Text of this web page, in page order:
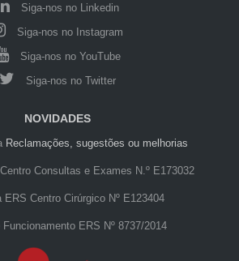
Siga-nos no Linkedin
Siga-nos no Instagram
Siga-nos no YouTube
Siga-nos no Twitter
NOVIDADES
Reclamações, sugestões ou melhorias
Consultas e Exames N.º E173032
ERS Centro Cirúrgico Nº E123404
ERS Nº 8737/2014